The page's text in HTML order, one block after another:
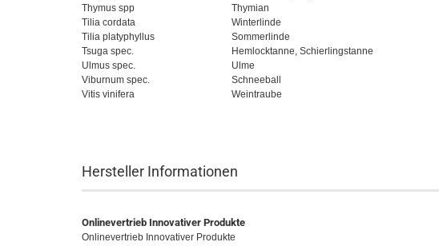
Thymus spp
Thymian
Tilia cordata
Winterlinde
Tilia platyphyllus
Sommerlinde
Tsuga spec.
Hemlocktanne, Schierlingstanne
Ulmus spec.
Ulme
Viburnum spec.
Schneeball
Vitis vinifera
Weintraube
Hersteller Informationen
Onlinevertrieb Innovativer Produkte
Onlinevertrieb Innovativer Produkte